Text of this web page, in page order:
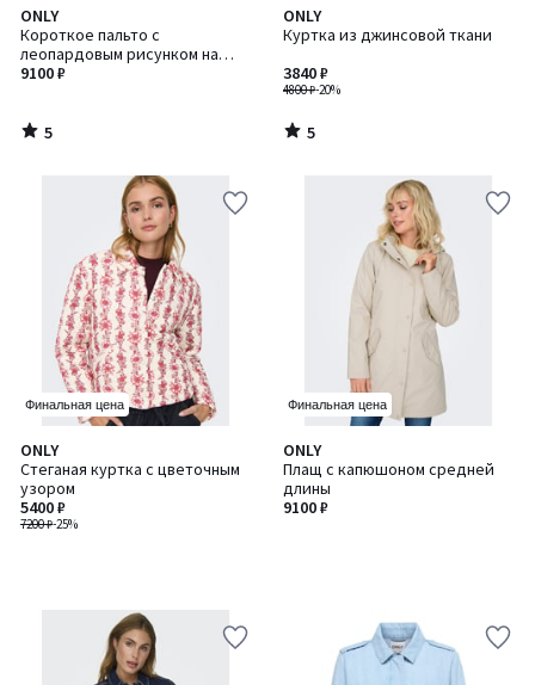
ONLY
Короткое пальто с
леопардовым рисунком на
пуговицах
9100 ₽
5
/
5
5
/
ONLY
Куртка из джинсовой ткани
4800 ₽-20%
3840 ₽
5
/
5
/
Финальная цена
ONLY
Стеганая куртка с цветочным
узором
7200 ₽-25%
5400 ₽
Финальная цена
ONLY
Плащ с капюшоном средней
длины
9100 ₽